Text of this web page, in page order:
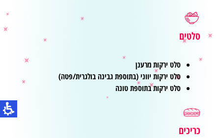
סלטים
סלט ירקות מרענן
סלט ירקות יווני (בתוספת גבינה בולגרית/פטה)
סלט ירקות בתוספת טונה
כריכים